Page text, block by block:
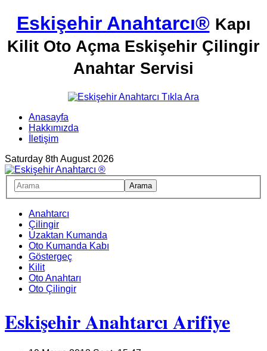
Eskişehir Anahtarcı® Kapı
Kilit Oto Açma Eskişehir Çilingir
Anahtar Servisi
Anasayfa
Hakkımızda
İletişim
Saturday 8th August 2026
Anahtarcı
Çilingir
Uzaktan Kumanda
Oto Kumanda Kabı
Göstergeç
Kilit
Oto Anahtarı
Oto Çilingir
Eskişehir Anahtarcı Arifiye